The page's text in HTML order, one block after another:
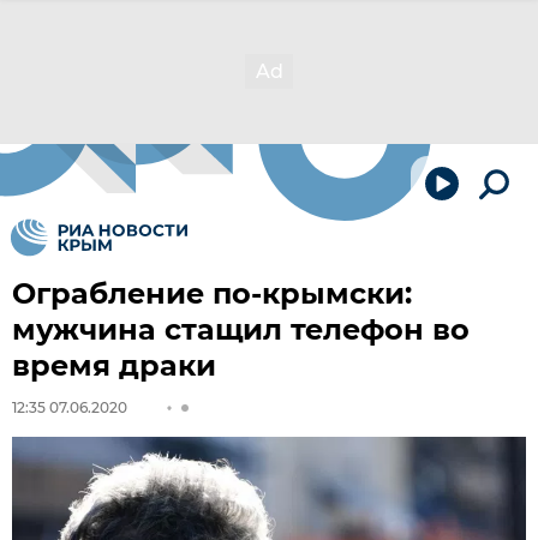
Ограбление по-крымски:
мужчина стащил телефон во
время драки
12:35 07.06.2020